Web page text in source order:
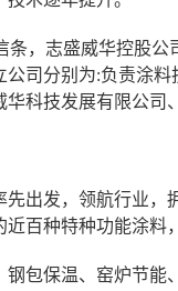
条，志盛威华控股
公司分别为:负责涂料
科技发展有限公
出发，领航行业
百种特种功能涂
包保温、窑炉节